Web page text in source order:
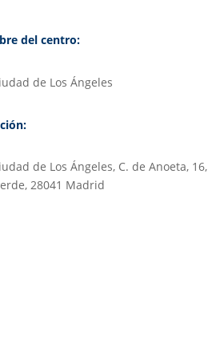
del centro:
de Los Ángeles
de Los Ángeles, C. de Anoeta, 16,
28041 Madrid